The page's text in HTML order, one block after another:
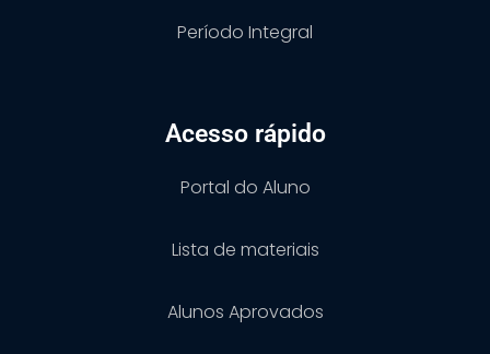
Período Integral
Acesso rápido
Portal do Aluno
Lista de materiais
Alunos Aprovados